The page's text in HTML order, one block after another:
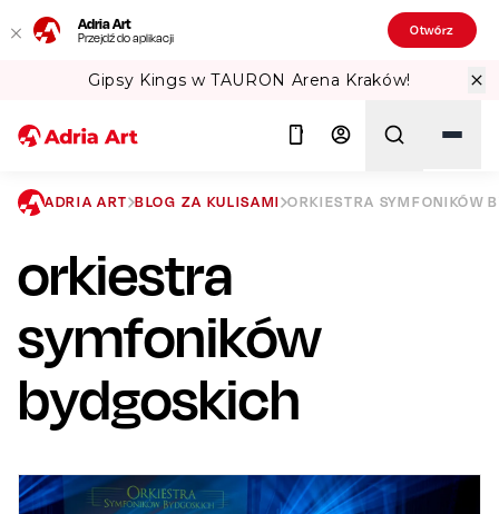
Adria Art
Przejdź do aplikacji Otwórz
TAURON Arena Kraków!
ADRIA ART BLOG ZA KULISAMI ORKIESTRA SYMFONIKÓW
orkiestra
symfoników
bydgoskich